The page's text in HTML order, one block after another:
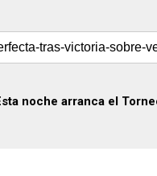
noche arranca el